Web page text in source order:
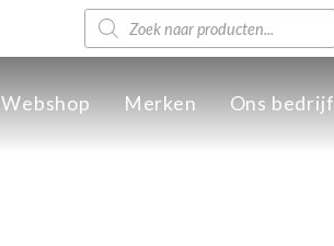
Producten
zoeken
Webshop Merken Ons bedrijf